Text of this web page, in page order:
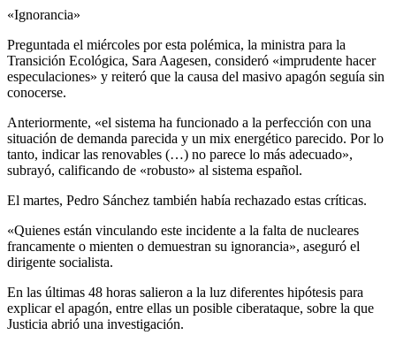
«Ignorancia»
Preguntada el miércoles por esta polémica, la ministra para la
Transición Ecológica, Sara Aagesen, consideró «imprudente hacer
especulaciones» y reiteró que la causa del masivo apagón seguía sin
conocerse.
Anteriormente, «el sistema ha funcionado a la perfección con una
situación de demanda parecida y un mix energético parecido. Por lo
tanto, indicar las renovables (…) no parece lo más adecuado»,
subrayó, calificando de «robusto» al sistema español.
El martes, Pedro Sánchez también había rechazado estas críticas.
«Quienes están vinculando este incidente a la falta de nucleares
francamente o mienten o demuestran su ignorancia», aseguró el
dirigente socialista.
En las últimas 48 horas salieron a la luz diferentes hipótesis para
explicar el apagón, entre ellas un posible ciberataque, sobre la que
Justicia abrió una investigación.